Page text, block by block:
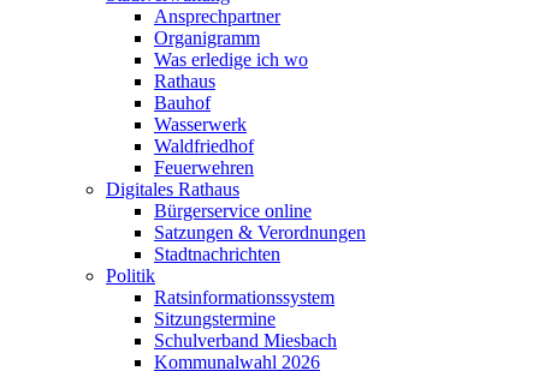
Ansprechpartner
Organigramm
Was erledige ich wo
Rathaus
Bauhof
Wasserwerk
Waldfriedhof
Feuerwehren
Digitales Rathaus
Bürgerservice online
Satzungen & Verordnungen
Stadtnachrichten
Politik
Ratsinformationssystem
Sitzungstermine
Schulverband Miesbach
Kommunalwahl 2026